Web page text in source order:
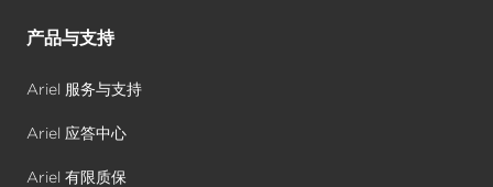
产品与支持
Ariel 服务与支持
Ariel 应答中心
Ariel 有限质保